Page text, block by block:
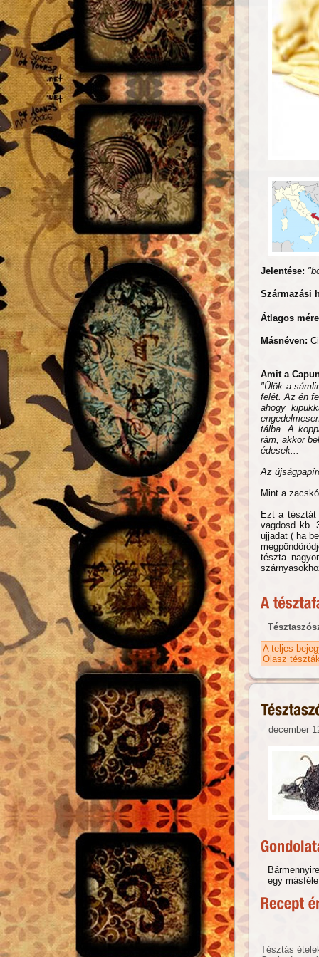
Jelentése:
Származási
Átlagos
Másnéven:
Amit a
"Ülök a
felét. Az én
ahogy
tálba. A
rám, akkor
édesek...
Az
Mint a
Ezt a tésztát
vagdosd kb.
ujjadat ( ha
tészta
A teljes
Olasz
december
egy
Tésztás